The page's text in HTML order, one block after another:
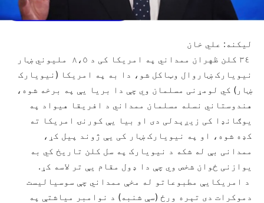
لیکنه: علي خان
٣٤ کلن ظهران ممداني په امريکا کی د ٨،٥ ملیوني ښار
نیویارک ښاروال وټاکل شو، دا به په امریکا (نیویارک
ښار) کي لومړنی مسلمان وي چې دا بريا یې په برخه شوه،
هندوستاني نسله مسلمان ممداني د افريقا هیواد په
یوګانډا کی زیږېدلی دی او بيا یې کورنۍ امريکا ته
کډه شوه، او په نیویارک ښار کی یې ژوند پيل کړ،
ممدانی بې له شکه د نیویارک په سل کلن تاريخ کي به
یوازنی ځوان شخص وي چې دا ډول مقام یې تر لاسه کړ.
د امریکایې مطبوعاتو له مخې ممداني چې سوسیالیست
دموکرات دی تېره ورځ (سې شنبه) د نوامبر میاشتې په